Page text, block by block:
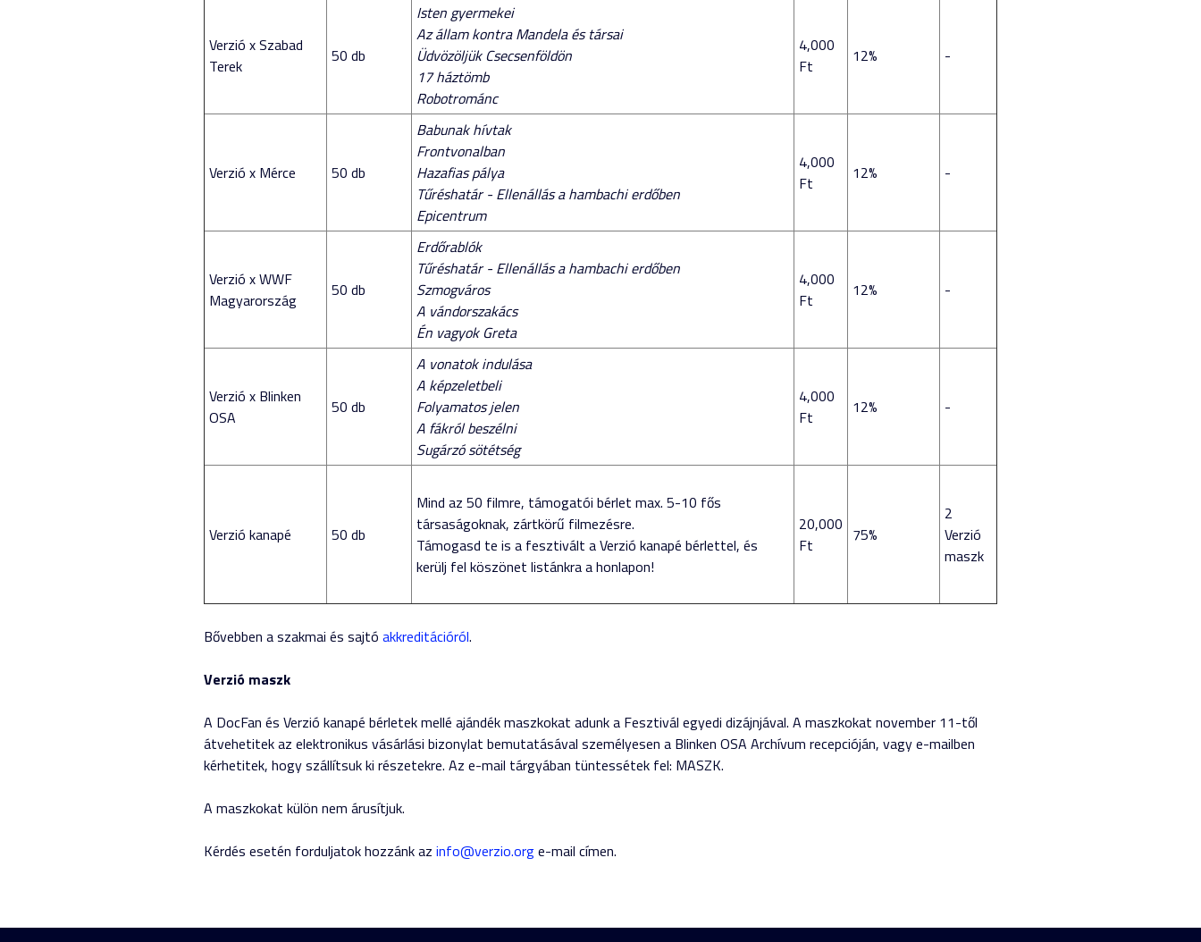
Verzió x Szabad
Terek
50 db
Isten gyermekei
Az állam kontra Mandela és társai
Üdvözöljük Csecsenföldön
17 háztömb
Robotrománc
4,000
Ft
12% -
Verzió x Mérce 50 db
Babunak hívtak
Frontvonalban
Hazafias pálya
Tűréshatár - Ellenállás a hambachi erdőben
Epicentrum
4,000
Ft
12% -
Verzió x WWF
Magyarország
50 db
Erdőrablók
Tűréshatár - Ellenállás a hambachi erdőben
Szmogváros
A vándorszakács
Én vagyok Greta
4,000
Ft
12% -
Verzió x Blinken
OSA
50 db
A vonatok indulása
A képzeletbeli
Folyamatos jelen
A fákról beszélni
Sugárzó sötétség
4,000
Ft
12% -
Verzió kanapé 50 db
Mind az 50 filmre, támogatói bérlet max. 5-10 fős
társaságoknak, zártkörű filmezésre.
Támogasd te is a fesztivált a Verzió kanapé bérlettel, és
kerülj fel köszönet listánkra a honlapon!
20,000
Ft
75%
2
Verzió
maszk
Bővebben a szakmai és sajtó akkreditációról.
Verzió maszk
A DocFan és Verzió kanapé bérletek mellé ajándék maszkokat adunk a Fesztivál egyedi dizájnjával. A maszkokat november 11-től
átvehetitek az elektronikus vásárlási bizonylat bemutatásával személyesen a Blinken OSA Archívum recepcióján, vagy e-mailben
kérhetitek, hogy szállítsuk ki részetekre. Az e-mail tárgyában tüntessétek fel: MASZK.
A maszkokat külön nem árusítjuk.
Kérdés esetén forduljatok hozzánk az info@verzio.orge-mail címen.